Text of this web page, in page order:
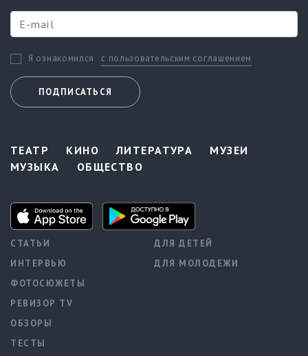
Я ознакомился с пользовательским соглашением
ПОДПИСАТЬСЯ
ТЕАТР КИНО ЛИТЕРАТУРА
МУЗЕИ
МУЗЫКА
ОБЩЕСТВО
СТАТЬИ
ИНТЕРВЬЮ
ФОТОСЮЖЕТЫ
РЕВИЗОР TV
ОБЗОРЫ
ТЕСТЫ
ДЛЯ ДЕТЕЙ
ДЛЯ МОЛОДЕЖИ